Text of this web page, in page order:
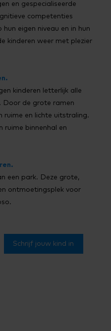
en gespecialiseerde
competenties
eigen niveau en in hun
kinderen weer met plezier
kinderen letterlijk alle
Door de grote ramen
ruime en lichte uitstraling.
ruime binnenhal en
een park. Deze grote,
ontmoetingsplek voor
Schrijf jouw kind in